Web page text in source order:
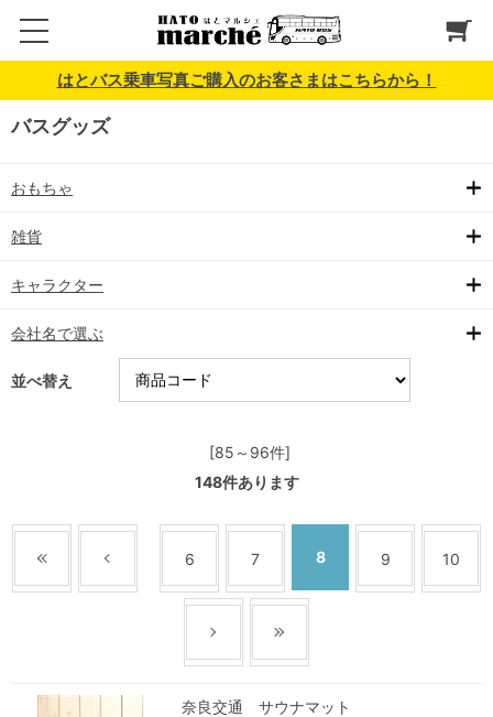
はとバス乗車写真ご購入のお客さまはこちらから！
バスグッズ
おもちゃ
雑貨
キャラクター
会社名で選ぶ
並べ替え
[85～96件]
148件あります
6 7 8 9 10
奈良交通 サウナマット